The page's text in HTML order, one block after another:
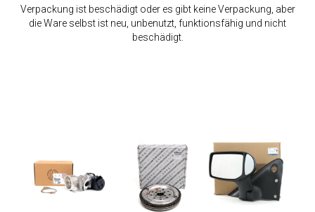
Verpackung ist beschädigt oder es gibt keine Verpackung, aber
die Ware selbst ist neu, unbenutzt, funktionsfähig und nicht
beschädigt.